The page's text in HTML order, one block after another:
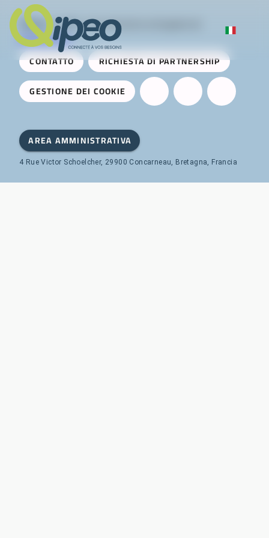
Qipeo © 2025 -Una soluzione sviluppata da
AireServices
CONTATTO
RICHIESTA DI PARTNERSHIP
GESTIONE DEI COOKIE
AREA AMMINISTRATIVA
4 Rue Victor Schoelcher, 29900 Concarneau, Bretagna, Francia